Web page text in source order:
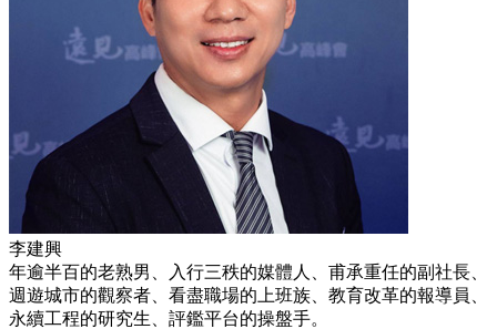
李建興
年逾半百的老熟男、入行三秩的媒體人、甫承重任的副社長、
週遊城市的觀察者、看盡職場的上班族、教育改革的報導員、
永續工程的研究生、評鑑平台的操盤手。